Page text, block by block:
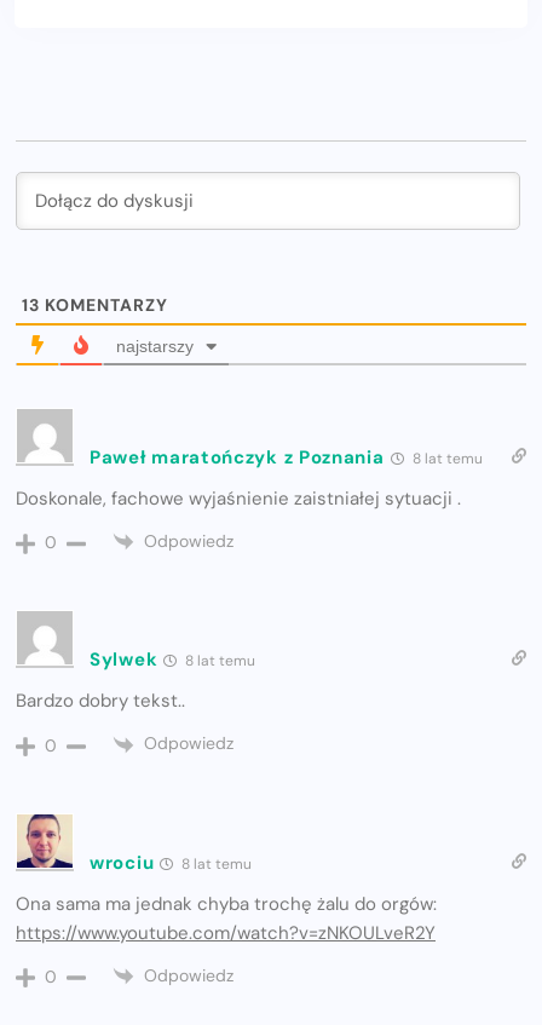
13 KOMENTARZY
najstarszy
Paweł maratończyk z Poznania 8 lat temu
Doskonale, fachowe wyjaśnienie zaistniałej sytuacji .
0 Odpowiedz
Sylwek 8 lat temu
Bardzo dobry tekst..
0 Odpowiedz
wrociu 8 lat temu
Ona sama ma jednak chyba trochę żalu do orgów:
https://www.youtube.com/watch?v=zNKOULveR2Y
0 Odpowiedz